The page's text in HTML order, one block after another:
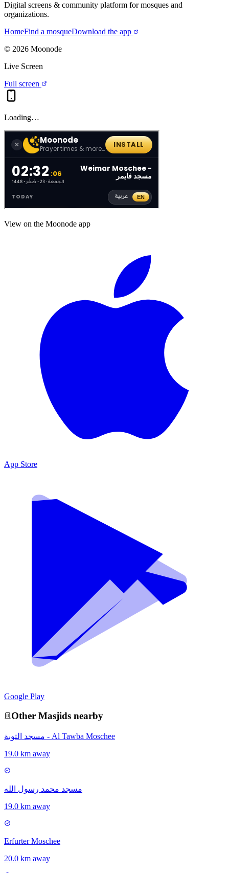
Digital screens & community platform for mosques and
organizations.
HomeFind a mosqueDownload the app
© 2026 Moonode
Live Screen
Full screen
Loading…
View on the Moonode app
App Store
Google Play
Other Masjids nearby
مسجد التوبة - Al Tawba Moschee
19.0 km away
مسجد محمد رسول الله
19.0 km away
Erfurter Moschee
20.0 km away